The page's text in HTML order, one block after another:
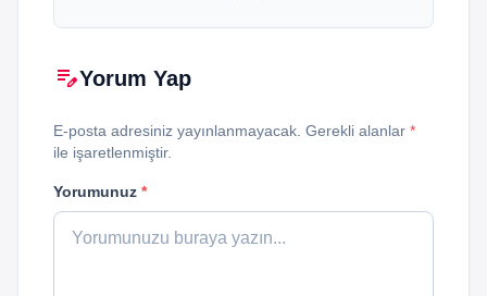
edit_noteYorum Yap
E-posta adresiniz yayınlanmayacak. Gerekli alanlar *
ile işaretlenmiştir.
Yorumunuz *